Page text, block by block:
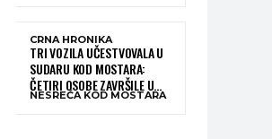
CRNA HRONIKA
TRI VOZILA UČESTVOVALA U
SUDARU KOD MOSTARA:
ČETIRI OSOBE ZAVRŠILE U
BOLNICI
NESREĆA KOD MOSTARA